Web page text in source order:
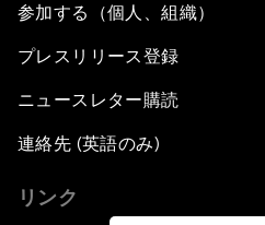
参加する（個人、組織）
プレスリリース登録
ニュースレター購読
連絡先 (英語のみ)
リンク